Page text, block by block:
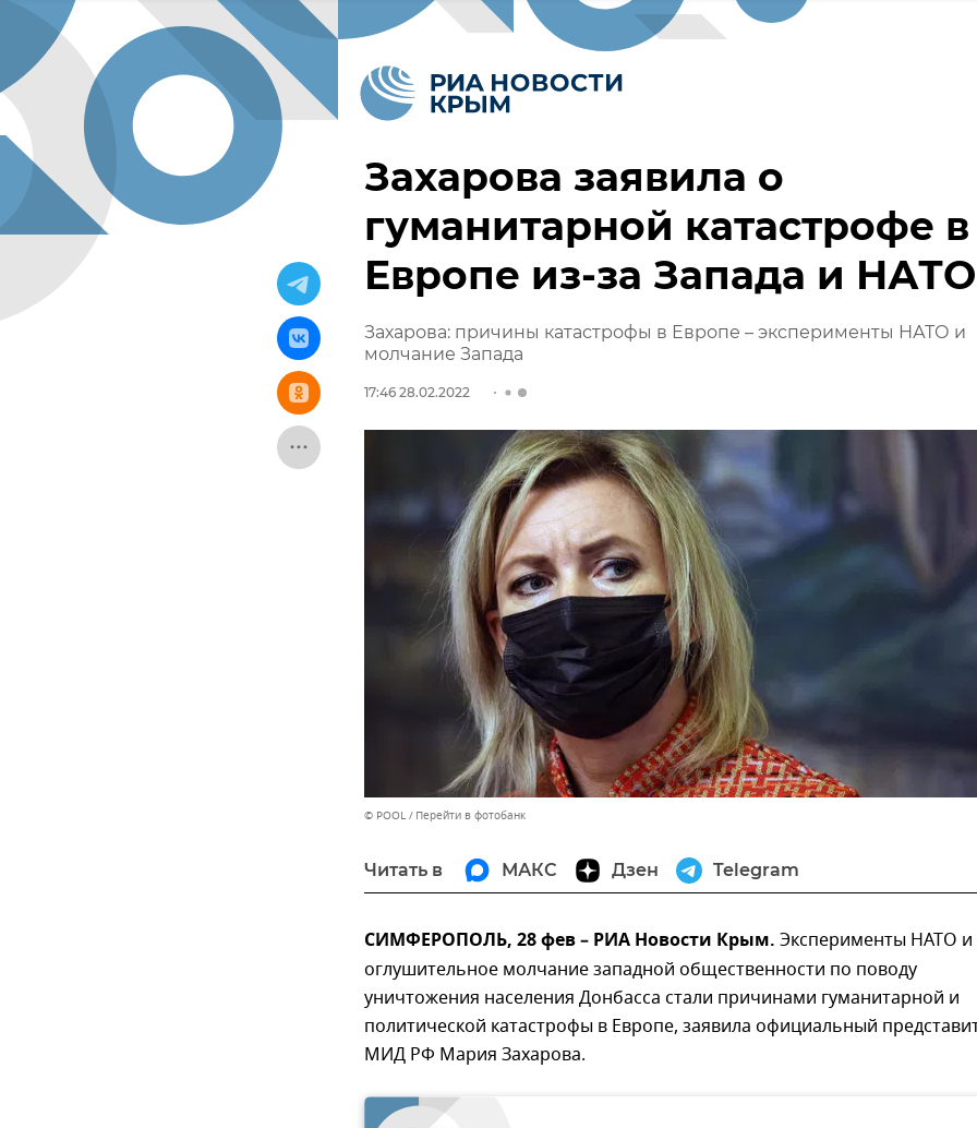
Захарова заявила о
гуманитарной катастрофе в
Европе из-за Запада и НАТО
Захарова: причины катастрофы в Европе – эксперименты НАТО и
молчание Запада
17:46 28.02.2022
© POOL Перейти в фотобанк
Читать в МАКС Дзен Telegram
СИМФЕРОПОЛЬ, 28 фев – РИА Новости Крым. Эксперименты НАТО и
оглушительное молчание западной общественности по поводу
уничтожения населения Донбасса стали причинами гуманитарной и
политической катастрофы в Европе, заявила официальный
МИД РФ Мария Захарова.